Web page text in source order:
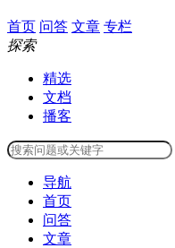
首页 问答 文章 专栏
探索
精选
文档
播客
导航
首页
问答
文章